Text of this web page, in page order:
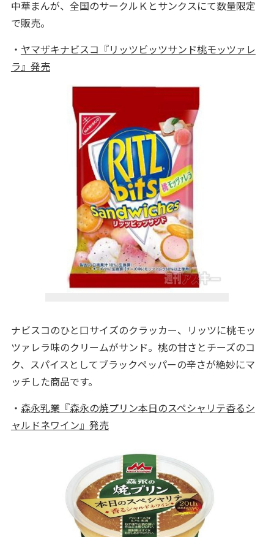
中華まんが、全国のサークルＫとサンクスにて数量限定
で販売。
・ ヤマザキナビスコ『リッツビッツサンド桃モッツァレ
ラ』発売
ナビスコのひと口サイズのクラッカー、リッツに桃モッ
ツァレラ味のクリームがサンド。桃の甘さとチーズのコ
ク、スパイスとしてブラックペッパーの辛さが絶妙にマ
ッチした商品です。
・ 森永乳業『森永の焼プリン本日のスペシャリテ香るシ
ャルドネワイン』発売